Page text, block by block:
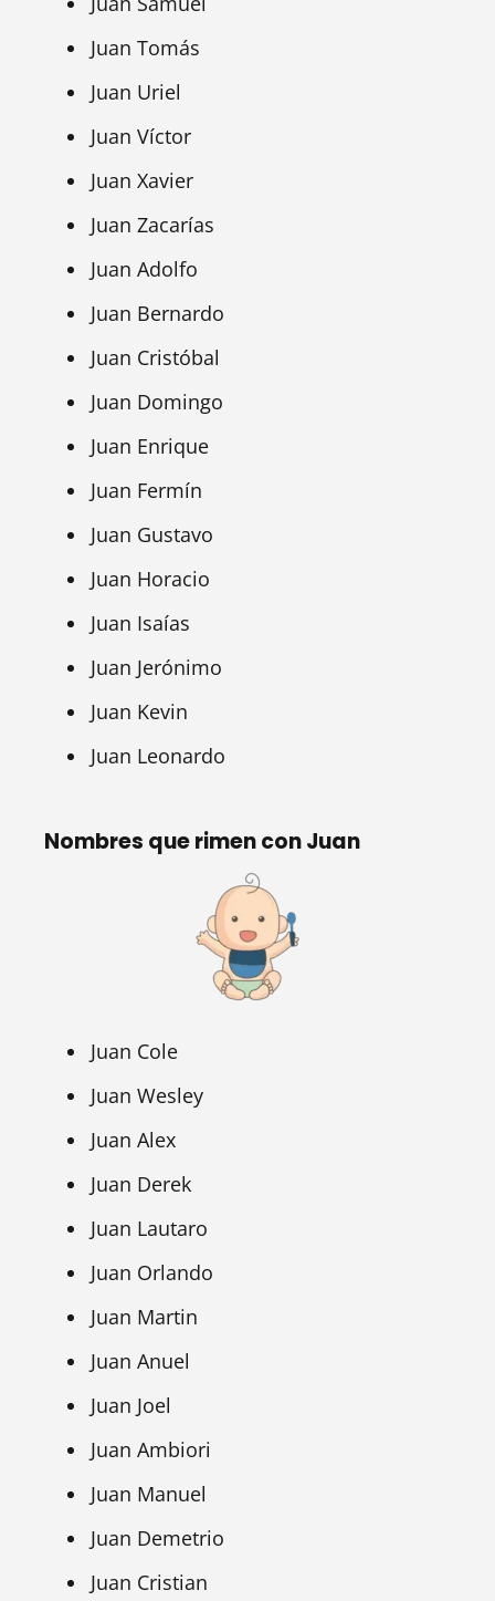
Juan Tomás
Juan Uriel
Juan Víctor
Juan Xavier
Juan Zacarías
Juan Adolfo
Juan Bernardo
Juan Cristóbal
Juan Domingo
Juan Enrique
Juan Fermín
Juan Gustavo
Juan Horacio
Juan Isaías
Juan Jerónimo
Juan Kevin
Juan Leonardo
Nombres que rimen con Juan
Juan Cole
Juan Wesley
Juan Alex
Juan Derek
Juan Lautaro
Juan Orlando
Juan Martin
Juan Anuel
Juan Joel
Juan Ambiori
Juan Manuel
Juan Demetrio
Juan Cristian